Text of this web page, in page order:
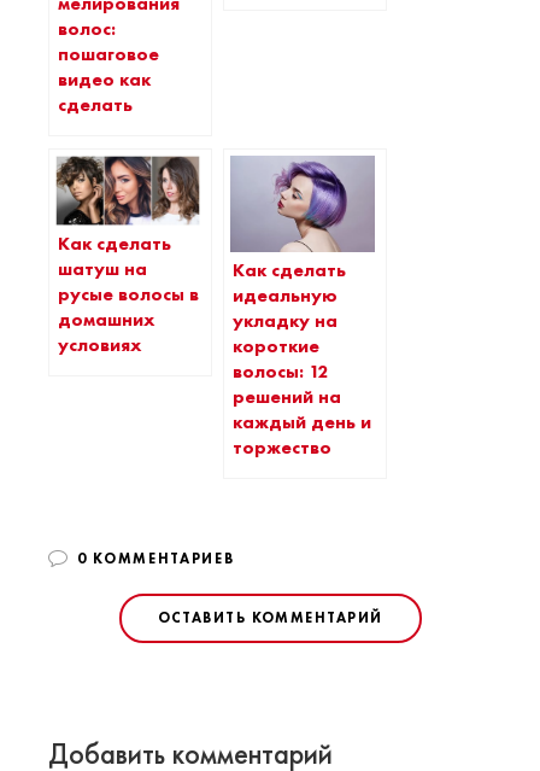
волос:
пошаговое
видео как
сделать
Как сделать
шатуш на
русые волосы в
домашних
условиях
Как сделать
идеальную
укладку на
короткие
волосы: 12
решений на
каждый день и
торжество
0 КОММЕНТАРИЕВ
ОСТАВИТЬ КОММЕНТАРИЙ
Добавить комментарий